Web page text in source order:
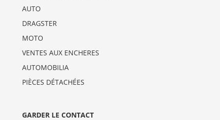
AUTO
DRAGSTER
MOTO
VENTES AUX ENCHERES
AUTOMOBILIA
PIÈCES DÉTACHÉES
GARDER LE CONTACT